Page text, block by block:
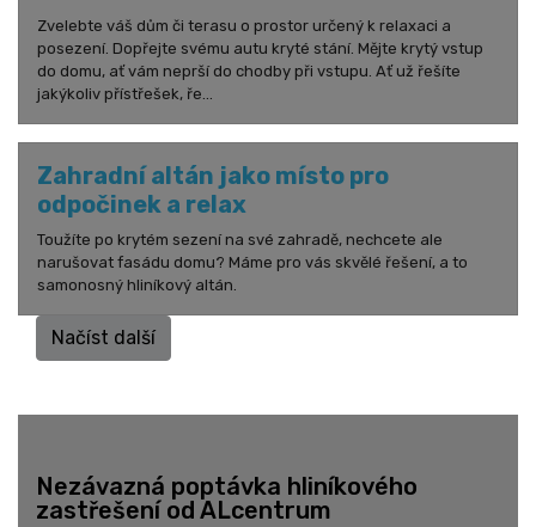
Zvelebte váš dům či terasu o prostor určený k relaxaci a
posezení. Dopřejte svému autu kryté stání. Mějte krytý vstup
do domu, ať vám neprší do chodby při vstupu. Ať už řešíte
jakýkoliv přístřešek, ře...
Zahradní altán jako místo pro
odpočinek a relax
Toužíte po krytém sezení na své zahradě, nechcete ale
narušovat fasádu domu? Máme pro vás skvělé řešení, a to
samonosný hliníkový altán.
Načíst další
Nezávazná poptávka hliníkového
zastřešení od ALcentrum